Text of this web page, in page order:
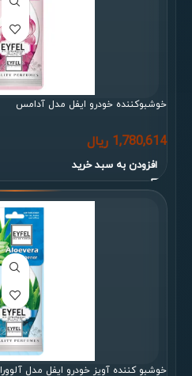
خوشبوکننده خودرو ایفل مدل آدامس
1,780,614 ریال
افزودن به سبد خرید
خوشبو کننده آویز خودرو ایفل مدل آلوورا